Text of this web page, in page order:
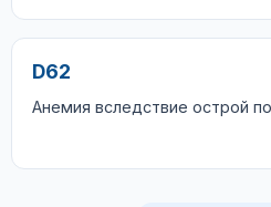
D62
Анемия вследствие острой